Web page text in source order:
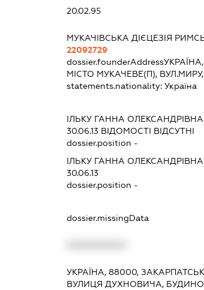
20.02.95
МУКАЧІВСЬКА ДІЄЦЕЗІЯ
22092729
dossier.founderAddress
МІСТО МУКАЧЕВЕ(П),
statements.nationality: Україна
ІЛЬКУ ГАННА ОЛЕКСАНДРІВНА
30.06.13ВІДОМОСТІ ВІДСУТНІ
dossier.position -
ІЛЬКУ ГАННА ОЛЕКСАНДРІВНА
30.06.13
dossier.position -
dossier.missingData
УКРАЇНА, 88000,
ВУЛИЦЯ ДУХНОВИЧА,